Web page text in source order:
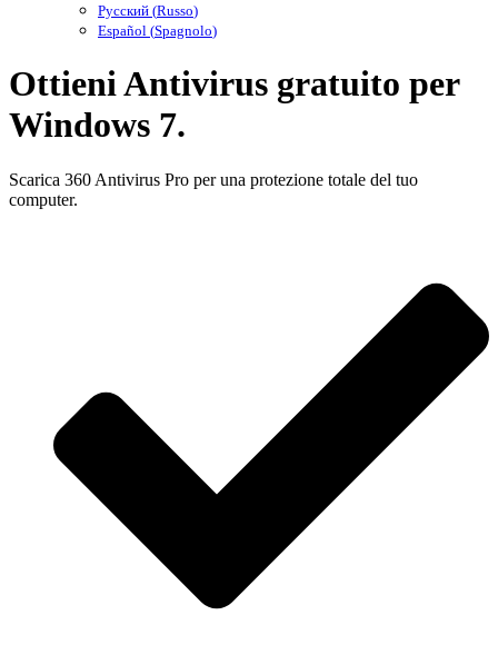
Русский (Russo)
Español (Spagnolo)
Ottieni Antivirus gratuito per
Windows 7.
Scarica 360 Antivirus Pro per una protezione totale del tuo
computer.